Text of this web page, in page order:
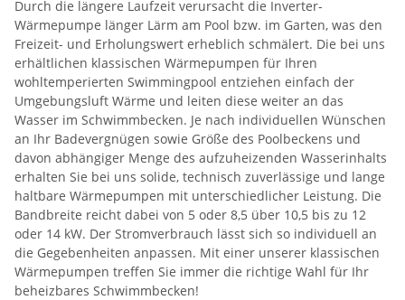
Durch die längere Laufzeit verursacht die Inverter-
Wärmepumpe länger Lärm am Pool bzw. im Garten, was den
Freizeit- und Erholungswert erheblich schmälert. Die bei uns
erhältlichen klassischen Wärmepumpen für Ihren
wohltemperierten Swimmingpool entziehen einfach der
Umgebungsluft Wärme und leiten diese weiter an das
Wasser im Schwimmbecken. Je nach individuellen Wünschen
an Ihr Badevergnügen sowie Größe des Poolbeckens und
davon abhängiger Menge des aufzuheizenden Wasserinhalts
erhalten Sie bei uns solide, technisch zuverlässige und lange
haltbare Wärmepumpen mit unterschiedlicher Leistung. Die
Bandbreite reicht dabei von 5 oder 8,5 über 10,5 bis zu 12
oder 14 kW. Der Stromverbrauch lässt sich so individuell an
die Gegebenheiten anpassen. Mit einer unserer klassischen
Wärmepumpen treffen Sie immer die richtige Wahl für Ihr
beheizbares Schwimmbecken!